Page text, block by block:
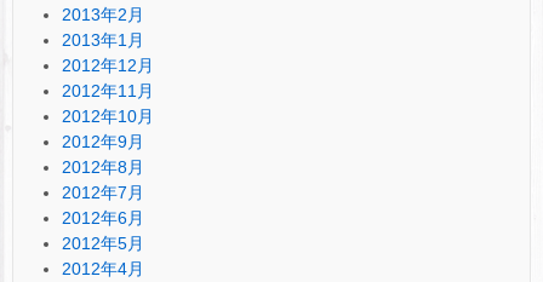
2013年2月
2013年1月
2012年12月
2012年11月
2012年10月
2012年9月
2012年8月
2012年7月
2012年6月
2012年5月
2012年4月